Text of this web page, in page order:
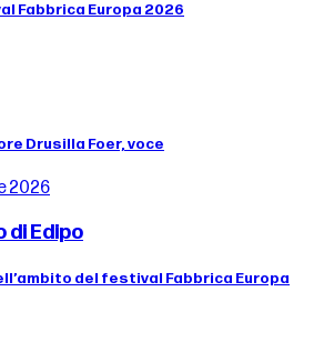
Fabbrica Europa 2026
Drusilla Foer, voce
2026
di Edipo
del festival Fabbrica Europa